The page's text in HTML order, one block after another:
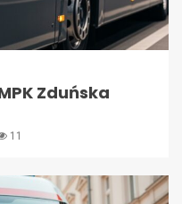
Zduńska
11